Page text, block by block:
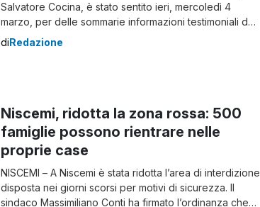
Salvatore Cocina, è stato sentito ieri, mercoledì 4
marzo, per delle sommarie informazioni testimoniali dal
Procuratore di Gela, Salvatore Vella, nell’ambito
diRedazione
Niscemi, ridotta la zona rossa: 500
famiglie possono rientrare nelle
proprie case
NISCEMI – A Niscemi è stata ridotta l’area di interdizione
disposta nei giorni scorsi per motivi di sicurezza. Il
sindaco Massimiliano Conti ha firmato l’ordinanza che